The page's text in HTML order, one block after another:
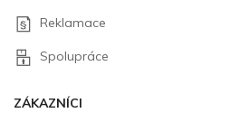
Reklamace
Spolupráce
ZÁKAZNÍCI